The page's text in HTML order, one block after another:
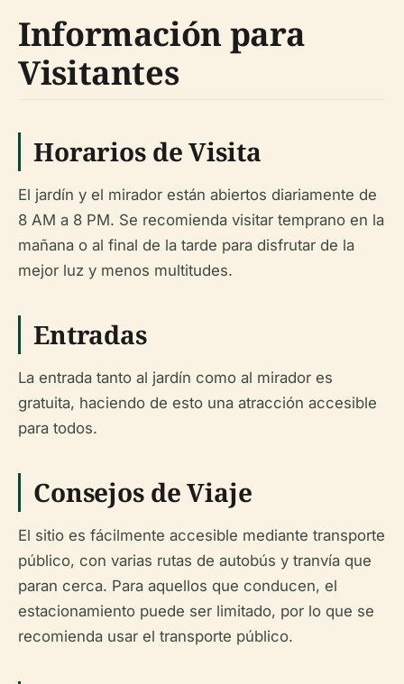
Información para
Visitantes
Horarios de Visita
El jardín y el mirador están abiertos diariamente de
8 AM a 8 PM. Se recomienda visitar temprano en la
mañana o al final de la tarde para disfrutar de la
mejor luz y menos multitudes.
Entradas
La entrada tanto al jardín como al mirador es
gratuita, haciendo de esto una atracción accesible
para todos.
Consejos de Viaje
El sitio es fácilmente accesible mediante transporte
público, con varias rutas de autobús y tranvía que
paran cerca. Para aquellos que conducen, el
estacionamiento puede ser limitado, por lo que se
recomienda usar el transporte público.